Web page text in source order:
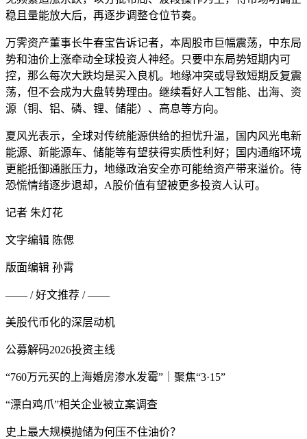
稳且量能放大后，再逐步调整仓位节奏。
万霁资产董事长牛春宝告诉记者，本周股市巨幅震荡，中东局
势和油价上涨牵动全球投资人神经。只要中东局势短期内可
控，那么每次大跌均是买入良机。地缘冲突或导致短期反复震
荡，但不会成为大盘转势理由。继续看好人工智能、出海、资
源（铜、铝、磷、锂、储能）、高息等方向。
夏风光表示，全球对传统能源供给的担忧升温，国内风光电新
能源、新能源车、储能等有望获得实质性利好；国内通缩环境
更能抵御通胀压力，地缘政治安全亦可能给资产带来溢价。待
恐慌情绪逐步退却，A股价值有望被更多投资人认可。
记者 朱灯花
文字编辑 陈偲
版面编辑 孙霄
—— / 好文推荐 / ——
美股代币化的深层动机
公募解码2026投资主线
“760万元买的上海婚房渗水发霉”｜聚焦“3·15”
“漂白鸡爪”相关企业被立案调查
史上最大规模抛储为何压不住油价？